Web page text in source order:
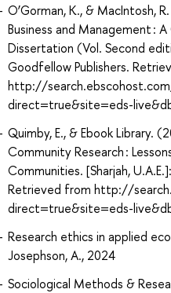
O’Gorman, K., & MacIntosh,
Business and Management :
Dissertation (Vol. Second
Goodfellow Publishers.
http://
direct=true&site=eds-
Quimby, E., & Ebook Library.
Community Research :
Communities. [Sharjah,
Retrieved from http://
direct=true&site=eds-
Research ethics in applied
Josephson, A., 2024
Sociological Methods &